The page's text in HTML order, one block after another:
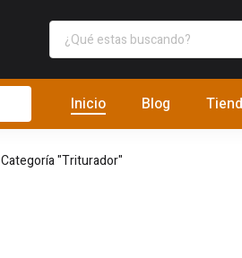
Inicio Blog
Categoría "Triturador"